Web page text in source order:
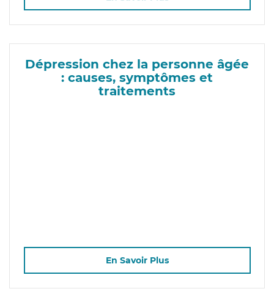
Dépression chez la personne âgée
: causes, symptômes et
traitements
En Savoir Plus